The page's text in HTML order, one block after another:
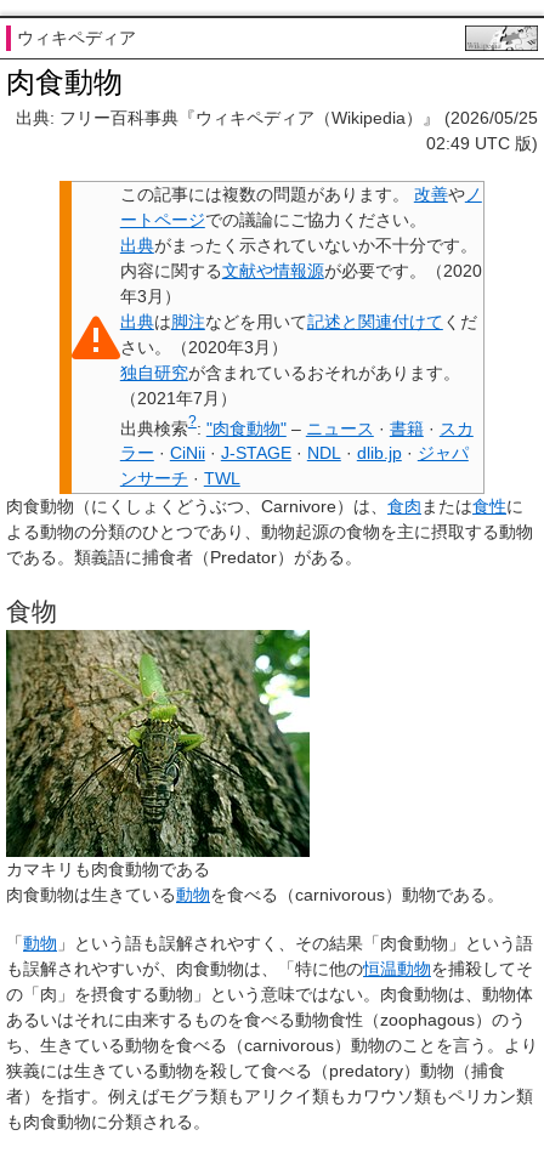
ウィキペディア
肉食動物
出典: フリー百科事典『ウィキペディア（Wikipedia）』 (2026/05/25
02:49 UTC 版)
この記事には複数の問題があります。 改善やノ
ートページでの議論にご協力ください。
出典がまったく示されていないか不十分です。
内容に関する文献や情報源が必要です。 （2020
年3月 ）
出典は脚注などを用いて記述と関連付けて くだ
さい。
（2020年3月 ）
独自研究が含まれているおそれがあります。
（2021年7月 ）
出典検索?: "肉食動物" – ニュース · 書籍 · スカ
ラー · CiNii · J-STAGE · NDL · dlib.jp · ジャパ
ンサーチ · TWL
肉食動物 （にくしょくどうぶつ、Carnivore）は、 食肉 または食性に
よる動物の分類のひとつであり、動物起源の食物を主に摂取する動物
である。類義語に捕食者（Predator）がある。
食物
カマキリも肉食動物である
肉食動物は生きている動物を食べる（carnivorous）動物である。
「動物 」という語も誤解されやすく、その結果「肉食動物」という語
も誤解されやすいが、肉食動物は、「特に他の恒温動物を捕殺してそ
の「肉」を摂食する動物」という意味ではない。肉食動物は、動物体
あるいはそれに由来するものを食べる動物食性（zoophagous）のう
ち、生きている動物を食べる（carnivorous）動物のことを言う。より
狭義には生きている動物を殺して食べる（predatory）動物（捕食
者）を指す。例えばモグラ類もアリクイ類もカワウソ類もペリカン類
も肉食動物に分類される。